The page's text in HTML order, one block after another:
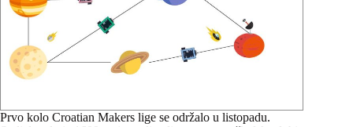
Prvo kolo Croatian Makers lige se održalo u listopadu.